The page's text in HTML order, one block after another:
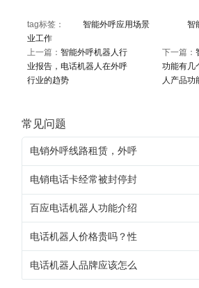
tag标签： 智能外呼应用场景
智
业工作
上一篇： 智能外呼机器人行
业报告，电话机器人在外呼
行业的趋势
下一篇：
功能有几
人产品功
常见问题
电销外呼线路租赁，外呼
电销电话卡经常被封停封
百应电话机器人功能介绍
电话机器人价格贵吗？性
电话机器人品牌应该怎么